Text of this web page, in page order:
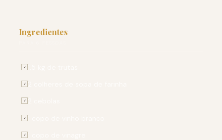
Ingredientes
✓
✓
✓
✓
✓